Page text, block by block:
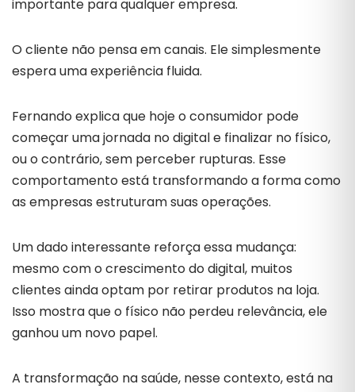
importante para qualquer empresa.
O cliente não pensa em canais. Ele simplesmente
espera uma experiência fluida.
Fernando explica que hoje o consumidor pode
começar uma jornada no digital e finalizar no físico,
ou o contrário, sem perceber rupturas. Esse
comportamento está transformando a forma como
as empresas estruturam suas operações.
Um dado interessante reforça essa mudança:
mesmo com o crescimento do digital, muitos
clientes ainda optam por retirar produtos na loja.
Isso mostra que o físico não perdeu relevância, ele
ganhou um novo papel.
A transformação na saúde, nesse contexto, está na